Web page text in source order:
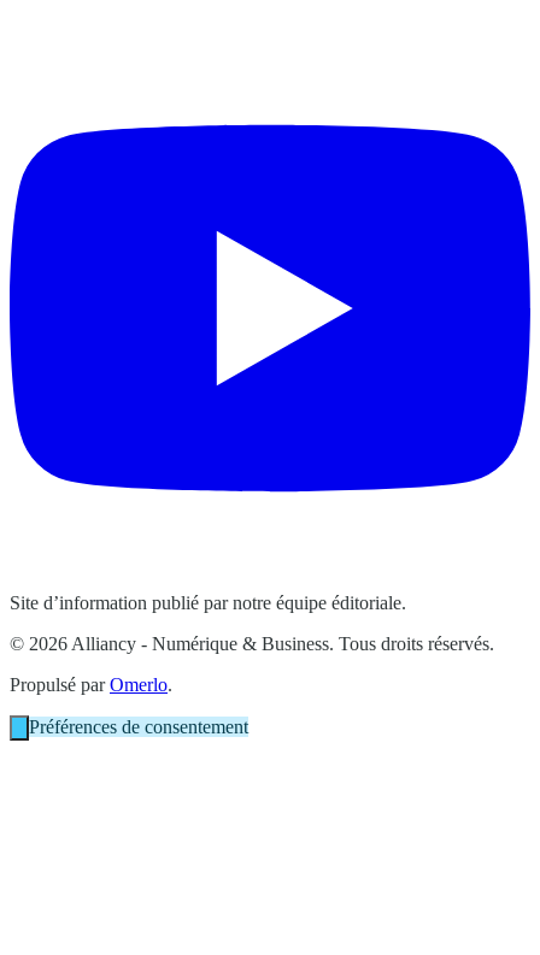
Site d’information publié par notre équipe éditoriale.
© 2026 Alliancy - Numérique & Business. Tous droits réservés.
Propulsé parOmerlo.
Préférences de consentement